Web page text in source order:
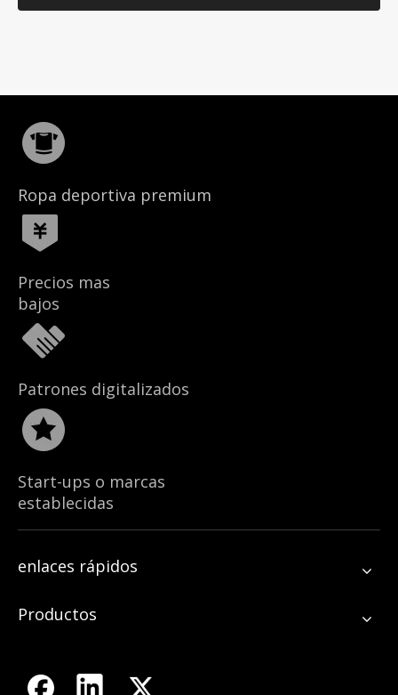
Ropa deportiva premium
Precios mas
bajos
Patrones digitalizados
Start-ups o marcas
establecidas
enlaces rápidos
Productos